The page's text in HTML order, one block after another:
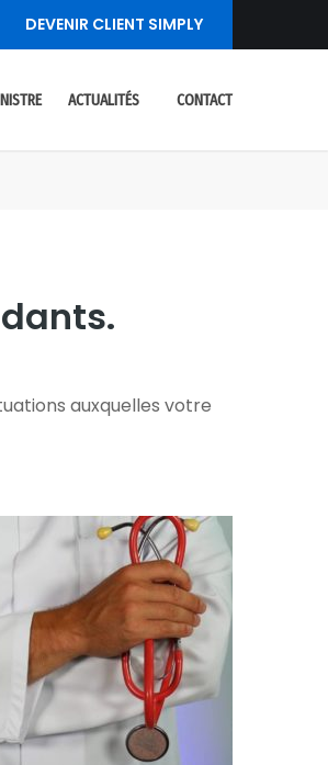
DEVENIR CLIENT SIMPLY
ACTUALITÉS CONTACT
auxquelles votre